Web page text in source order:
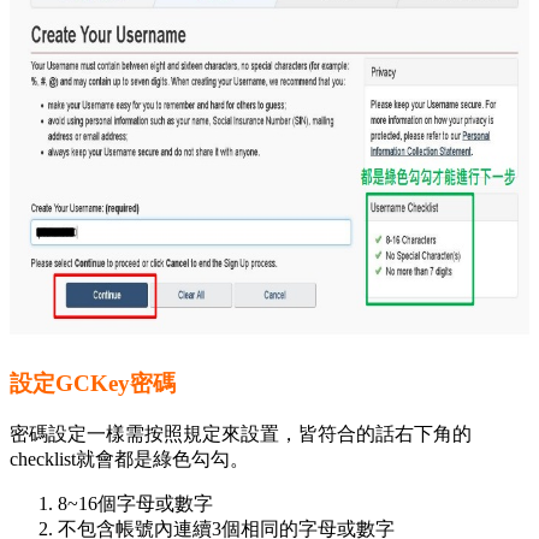
設定GCKey密碼
密碼設定一樣需按照規定來設置，皆符合的話右下角的
checklist就會都是綠色勾勾。
8~16個字母或數字
不包含帳號內連續3個相同的字母或數字